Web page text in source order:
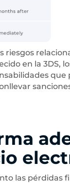
en la 3DS,
que
las pérdidas